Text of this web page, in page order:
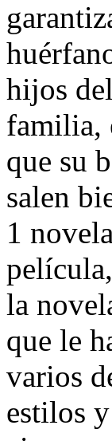
hijos
familia,
que su
salen
1
la
que le
varios
estilos